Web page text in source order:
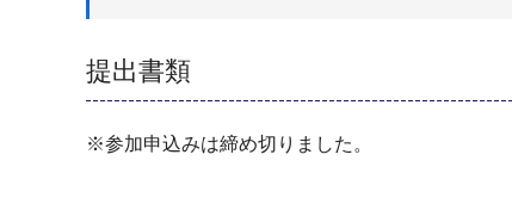
提出書類
※参加申込みは締め切りました。